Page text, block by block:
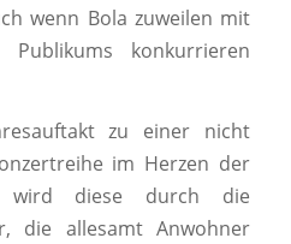
wenn Bola zuweilen mit
konkurrieren
zu einer nicht
im Herzen der
wird diese durch die
die allesamt Anwohner